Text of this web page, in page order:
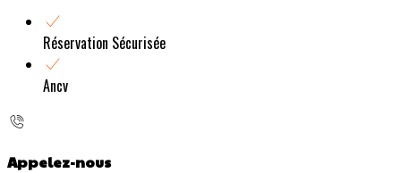
Réservation Sécurisée
Ancv
Appelez-nous